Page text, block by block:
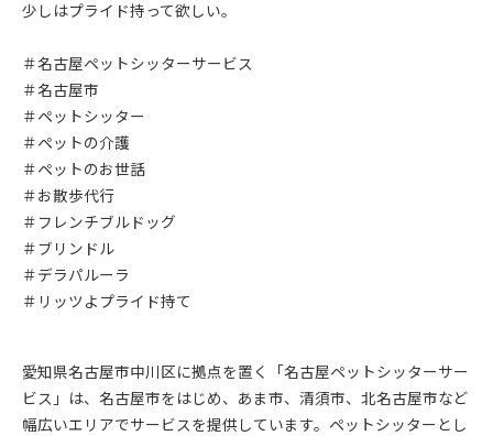
少しはプライド持って欲しい。
＃名古屋ペットシッターサービス
＃名古屋市
＃ペットシッター
＃ペットの介護
＃ペットのお世話
＃お散歩代行
＃フレンチブルドッグ
＃ブリンドル
＃デラパルーラ
＃リッツよプライド持て
愛知県名古屋市中川区に拠点を置く「名古屋ペットシッターサー
ビス」は、名古屋市をはじめ、あま市、清須市、北名古屋市など
幅広いエリアでサービスを提供しています。ペットシッターとし